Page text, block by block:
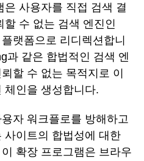
사용자를 직접 검색 결
수 없는 검색 엔진인
랫폼으로 리디렉션합니
과 같은 합법적인 검색 엔
할 수 없는 목적지로 이
체인을 생성합니다.
자 워크플로를 방해하고
사이트의 합법성에 대한
확장 프로그램은 브라우